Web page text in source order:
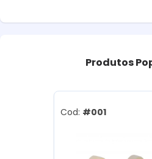
Produtos
Cod: #001